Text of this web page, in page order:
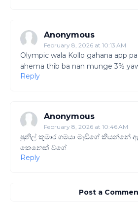
Anonymous
February 8, 2026 at 10:13 AM
Olympic wala Kollo gahana app
ahema thib ba nan munge 3%
Reply
Anonymous
February 8, 2026 at 10:46 AM
ෂුනිල් කුමාර ගමයා මැඩිගේ කියන්නේ
කෙනෙක් වගේ
Reply
Post a